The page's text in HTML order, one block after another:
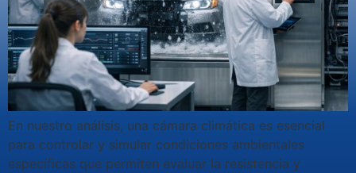
En nuestro análisis, una cámara climática es esencial
para controlar y simular condiciones ambientales
específicas que permiten evaluar la resistencia y